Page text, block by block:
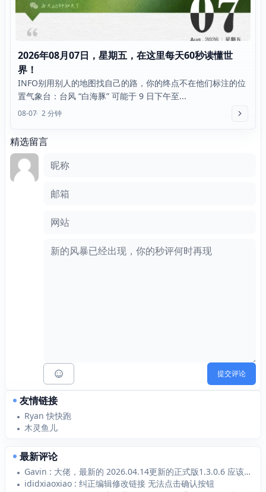
2026年08月07日，星期五，在这里每天60秒读懂世
界！
INFO别用别人的地图找自己的路，你的终点不在他们标注的位
置气象台：台风 “白海豚” 可能于 9 日下午至...
08-07 2 分钟
精选留言
昵称
邮箱
网站
评论框
提交评论
友情链接
Ryan 快快跑
木灵鱼儿
最新评论
Gavin : 大佬，最新的 2026.04.14更新的正式版1.3.0.6 应该支持 Typecho1...
ididxiaoxiao : 纠正编辑修改链接 无法点击确认按钮